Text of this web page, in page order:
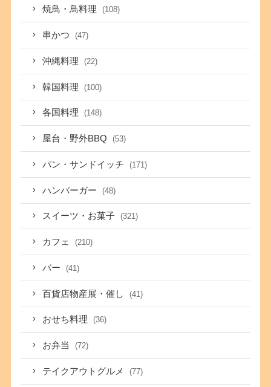
焼鳥・鳥料理 (108)
串かつ (47)
沖縄料理 (22)
韓国料理 (100)
各国料理 (148)
屋台・野外BBQ (53)
パン・サンドイッチ (171)
ハンバーガー (48)
スイーツ・お菓子 (321)
カフェ (210)
バー (41)
百貨店物産展・催し (41)
おせち料理 (36)
お弁当 (72)
テイクアウトグルメ (77)